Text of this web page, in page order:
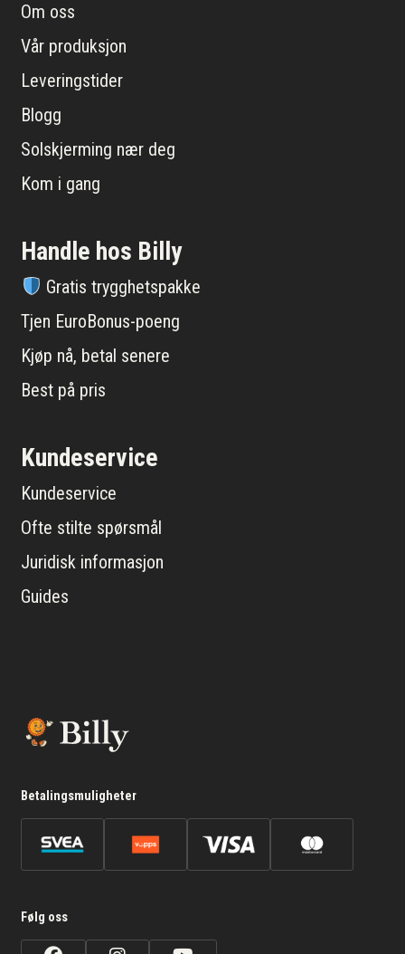
Om oss
Vår produksjon
Leveringstider
Blogg
Solskjerming nær deg
Kom i gang
Handle hos Billy
Gratis trygghetspakke
Tjen EuroBonus-poeng
Kjøp nå, betal senere
Best på pris
Kundeservice
Kundeservice
Ofte stilte spørsmål
Juridisk informasjon
Guides
Betalingsmuligheter
Følg oss